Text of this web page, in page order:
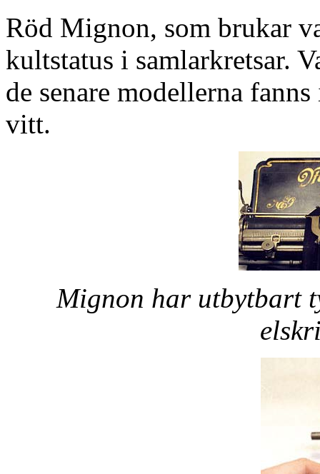
Röd Mignon, som brukar
kultstatus i samlarkretsar.
de senare modellerna
vitt.
Mignon har utbytbart